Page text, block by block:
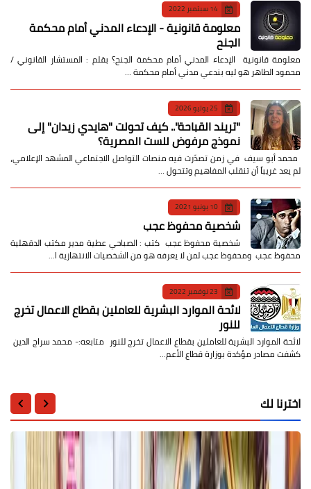
14 سبتمبر 2022
معلومة قانونية - الإدعاء المدني أمام محكمة
الجنح
معلومة قانونية الإدعاء المدني أمام محكمة الجنح؟ بقلم : المستشار القانوني /
محمود الطاهر هو ليه بندعي مدني أمام محكمة …
25 يوليو 2026
​"تريند القباحة".. كيف تحولت "هايدي زيدان" إلى
نموذج مرفوض للست المصرية؟
​ محمد أبو سيف ​في زمن تصدّرت فيه منصات التواصل الاجتماعي المشهد الإعلامي،
لم يعد غريباً أن تنقلب المفاهيم وتتحول …
10 يونيو 2021
شخصية محفوظ عجب
شخصية محفوظ عجب كتب : الصباحي عطية مدير مكتب الدقهلية
محفوظ عجب ومحفوظ عجب لمن لا يعرفه هو من الشخصيات الانتهازية ا…
23 نوفمبر 2022
لائحة الموارد البشرية للعاملين بقطاع الاعمال تخرج
للنور
لائحة الموارد البشرية للعاملين بقطاع الاعمال تخرج للنور متابعه:- محمد سراج الدين
كشفت مصادر مؤكدة بوزارة قطاع الأعم…
اخترنا لك